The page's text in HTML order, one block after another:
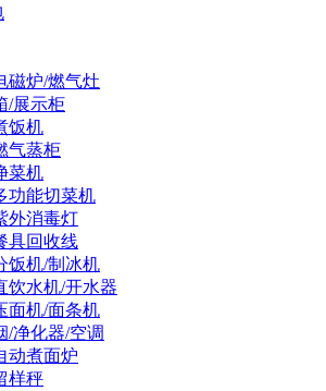
磁炉/燃气灶
/展示柜
饭机
气蒸柜
菜机
功能切菜机
外消毒灯
具回收线
饭机/制冰机
饮水机/开水器
面机/面条机
/净化器/空调
动煮面炉
样秤